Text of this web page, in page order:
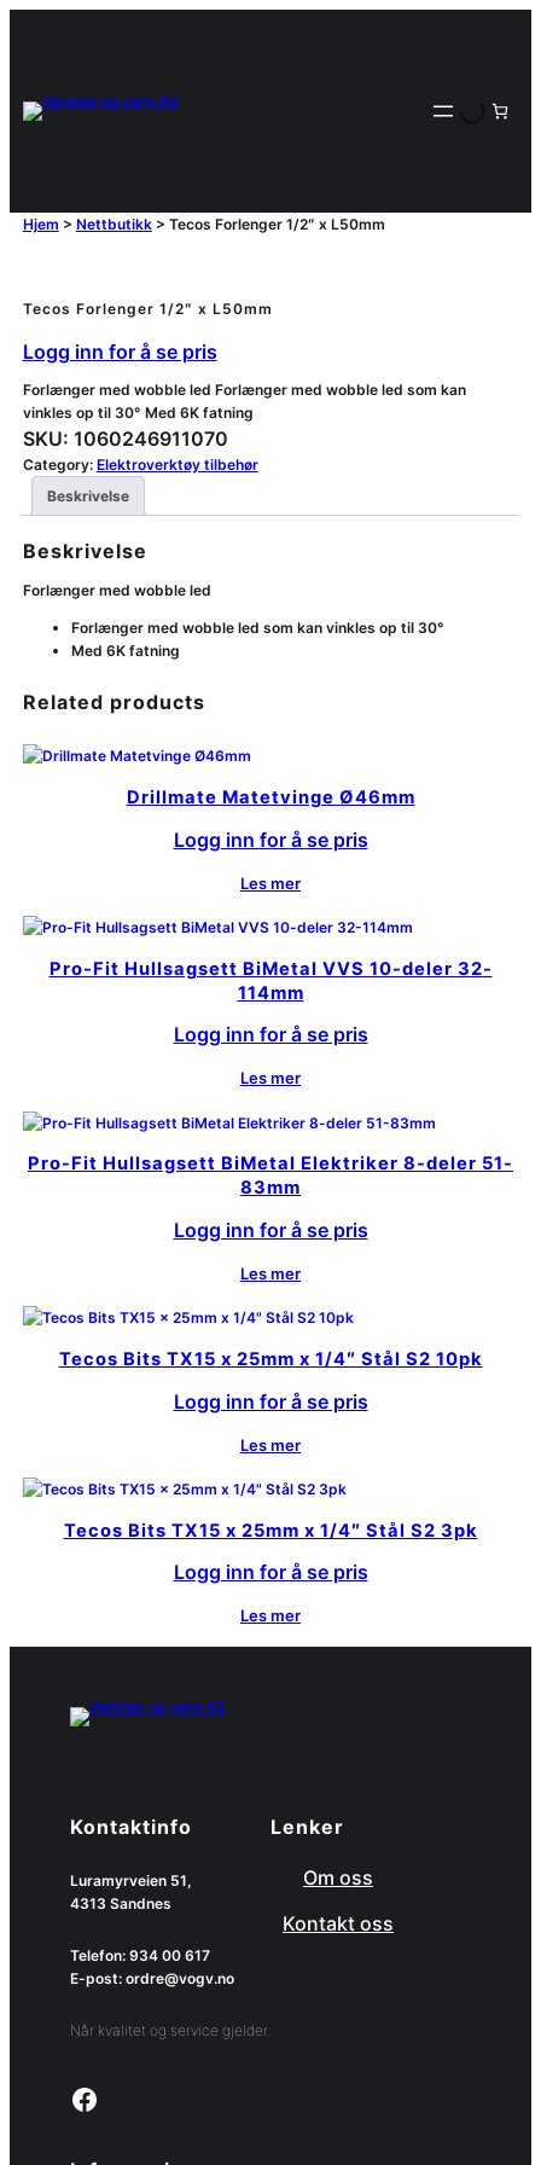
Hjem > Nettbutikk> Tecos Forlenger 1/2″ x L50mm
Tecos Forlenger 1/2″ x L50mm
Logg inn for å se pris
Forlænger med wobble led Forlænger med wobble led som kan
vinkles op til 30° Med 6K fatning
SKU: 1060246911070
Category: Elektroverktøy tilbehør
Beskrivelse
Beskrivelse
Forlænger med wobble led
Forlænger med wobble led som kan vinkles op til 30°
Med 6K fatning
Related products
Drillmate Matetvinge Ø46mm
Logg inn for å se pris
Les mer
Pro-Fit Hullsagsett BiMetal VVS 10-deler 32-
114mm
Logg inn for å se pris
Les mer
Pro-Fit Hullsagsett BiMetal Elektriker 8-deler 51-
83mm
Logg inn for å se pris
Les mer
Tecos Bits TX15 x 25mm x 1/4″ Stål S2 10pk
Logg inn for å se pris
Les mer
Tecos Bits TX15 x 25mm x 1/4″ Stål S2 3pk
Logg inn for å se pris
Les mer
Kontaktinfo
Luramyrveien 51,
4313 Sandnes
Telefon: 934 00 617
E-post: ordre@vogv.no
Når kvalitet og service gjelder.
Link to facebook page
Lenker
Om oss
Kontakt oss